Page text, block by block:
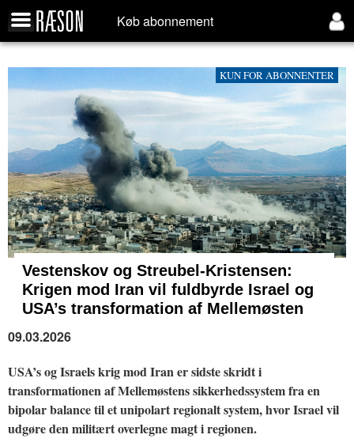
Køb abonnement
KUN FOR ABONNENTER
Vestenskov og Streubel-Kristensen:
Krigen mod Iran vil fuldbyrde Israel og
USA’s transformation af Mellemøsten
09.03.2026
USA’s og Israels krig mod Iran er sidste skridt i
transformationen af Mellemøstens sikkerhedssystem fra en
bipolar balance til et unipolart regionalt system, hvor Israel vil
udgøre den militært overlegne magt i regionen.